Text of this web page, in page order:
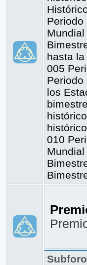
Periodo
hasta
005
Periodo
los
010